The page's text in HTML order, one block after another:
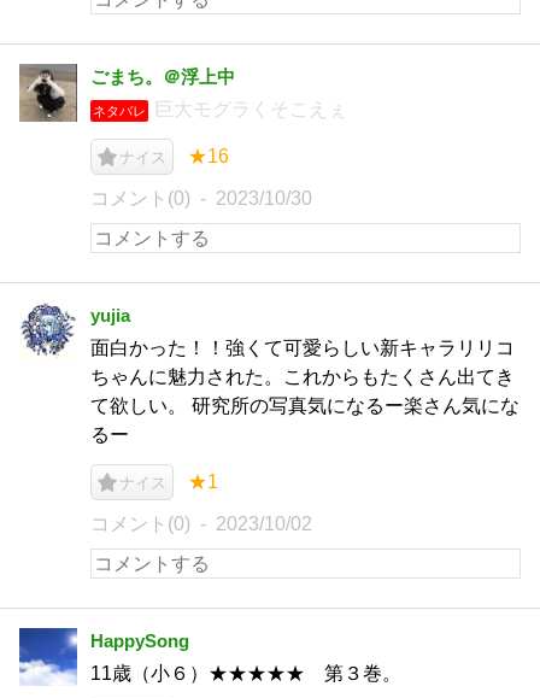
ごまち。＠浮上中
ネタバレ 巨大モグラくそこえぇ
ナイス ★16
コメント(0) 2023/10/30
yujia
面白かった！！強くて可愛らしい新キャラリリコ
ちゃんに魅力された。これからもたくさん出てき
て欲しい。 研究所の写真気になるー楽さん気にな
るー
ナイス ★1
コメント(0) 2023/10/02
HappySong
11歳（小６）★★★★★ 第３巻。